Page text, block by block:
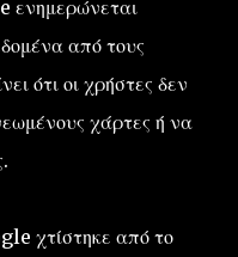
ενημερώνεται
από τους
ότι οι χρήστες δεν
χάρτες ή να
χτίστηκε από το